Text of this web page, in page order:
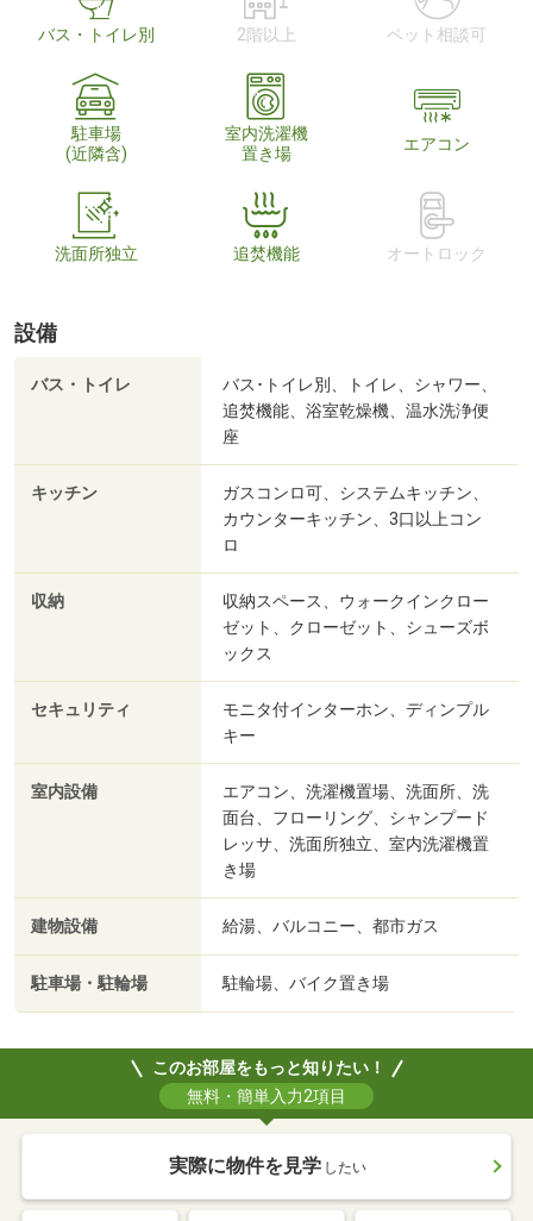
バス・トイレ別 2階以上 ペット相談可
駐車場
(近隣含)
室内洗濯機
置き場
エアコン
洗面所独立 追焚機能 オートロック
設備
バス・トイレ
バス･トイレ別、トイレ、シャワー、
追焚機能、浴室乾燥機、温水洗浄便
座
キッチン
ガスコンロ可、システムキッチン、
カウンターキッチン、3口以上コン
ロ
収納
収納スペース、ウォークインクロー
ゼット、クローゼット、シューズボ
ックス
セキュリティ
モニタ付インターホン、ディンプル
キー
室内設備
エアコン、洗濯機置場、洗面所、洗
面台、フローリング、シャンプード
レッサ、洗面所独立、室内洗濯機置
き場
建物設備 給湯、バルコニー、都市ガス
駐車場・駐輪場 駐輪場、バイク置き場
このお部屋をもっと知りたい！
無料・簡単入力2項目
実際に物件を見学 したい